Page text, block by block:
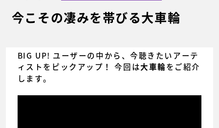
今こその凄みを帯びる大車輪
BIG UP! ユーザーの中から、今聴きたいアーテ
ィストをピックアップ！ 今回は大車輪 をご紹介
します。